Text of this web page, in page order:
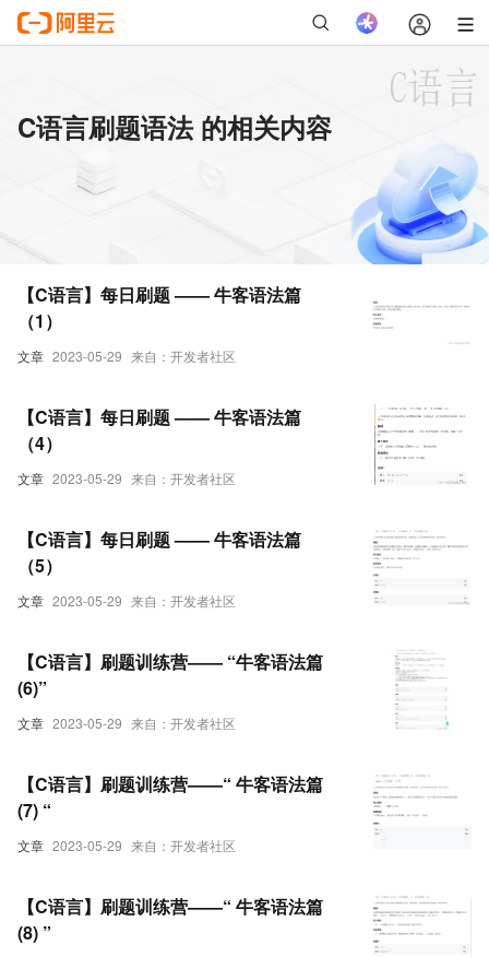
C语言刷题语法 的相关内容
文章 2023-05-29 来自：开发者社区
【C语言】每日刷题 —— 牛客语法篇
（1）
文章 2023-05-29 来自：开发者社区
【C语言】每日刷题 —— 牛客语法篇
（4）
文章 2023-05-29 来自：开发者社区
【C语言】每日刷题 —— 牛客语法篇
（5）
文章 2023-05-29 来自：开发者社区
【C语言】刷题训练营—— “牛客语法篇
(6)”
文章 2023-05-29 来自：开发者社区
【C语言】刷题训练营——“ 牛客语法篇
(7) “
【C语言】刷题训练营——“ 牛客语法篇
(8) ”